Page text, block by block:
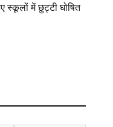
स्कूलों में छुट्टी घोषित